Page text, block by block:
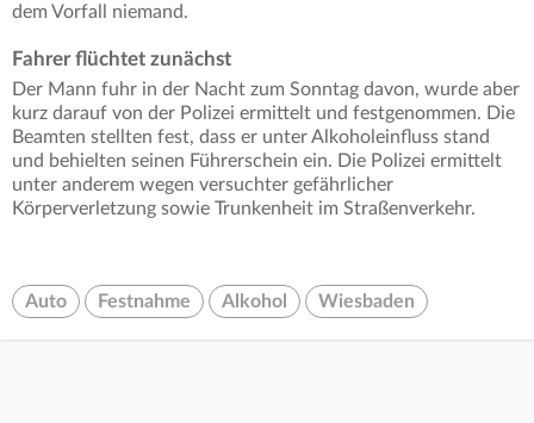
dem Vorfall niemand.
Fahrer flüchtet zunächst
Der Mann fuhr in der Nacht zum Sonntag davon, wurde aber
kurz darauf von der Polizei ermittelt und festgenommen. Die
Beamten stellten fest, dass er unter Alkoholeinfluss stand
und behielten seinen Führerschein ein. Die Polizei ermittelt
unter anderem wegen versuchter gefährlicher
Körperverletzung sowie Trunkenheit im Straßenverkehr.
Auto Festnahme Alkohol Wiesbaden